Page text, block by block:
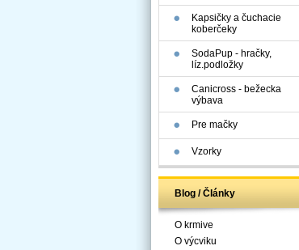
Kapsičky a čuchacie
koberčeky
SodaPup - hračky,
líz.podložky
Canicross - bežecka
výbava
Pre mačky
Vzorky
Blog / Články
O krmive
O výcviku